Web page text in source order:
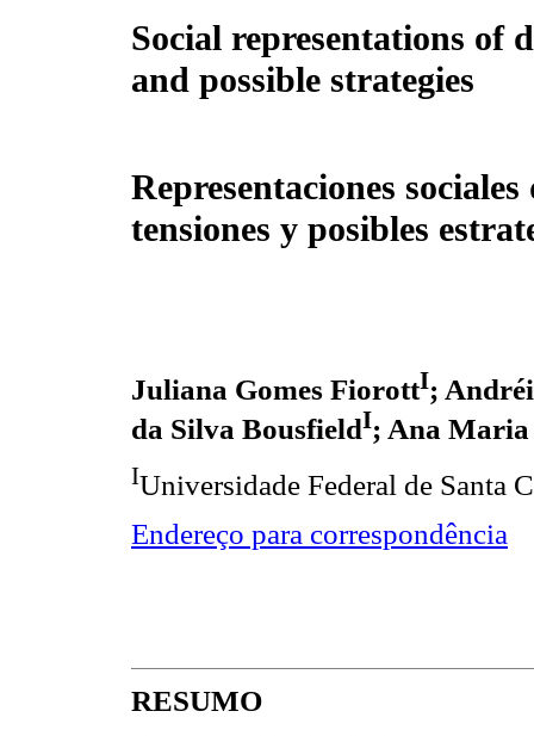
Social representations of
and possible strategies
Representaciones
tensiones y posibles
Juliana Gomes FiorottI;
da Silva BousfieldI; Ana Maria
IUniversidade Federal de Santa
Endereço para correspondência
RESUMO